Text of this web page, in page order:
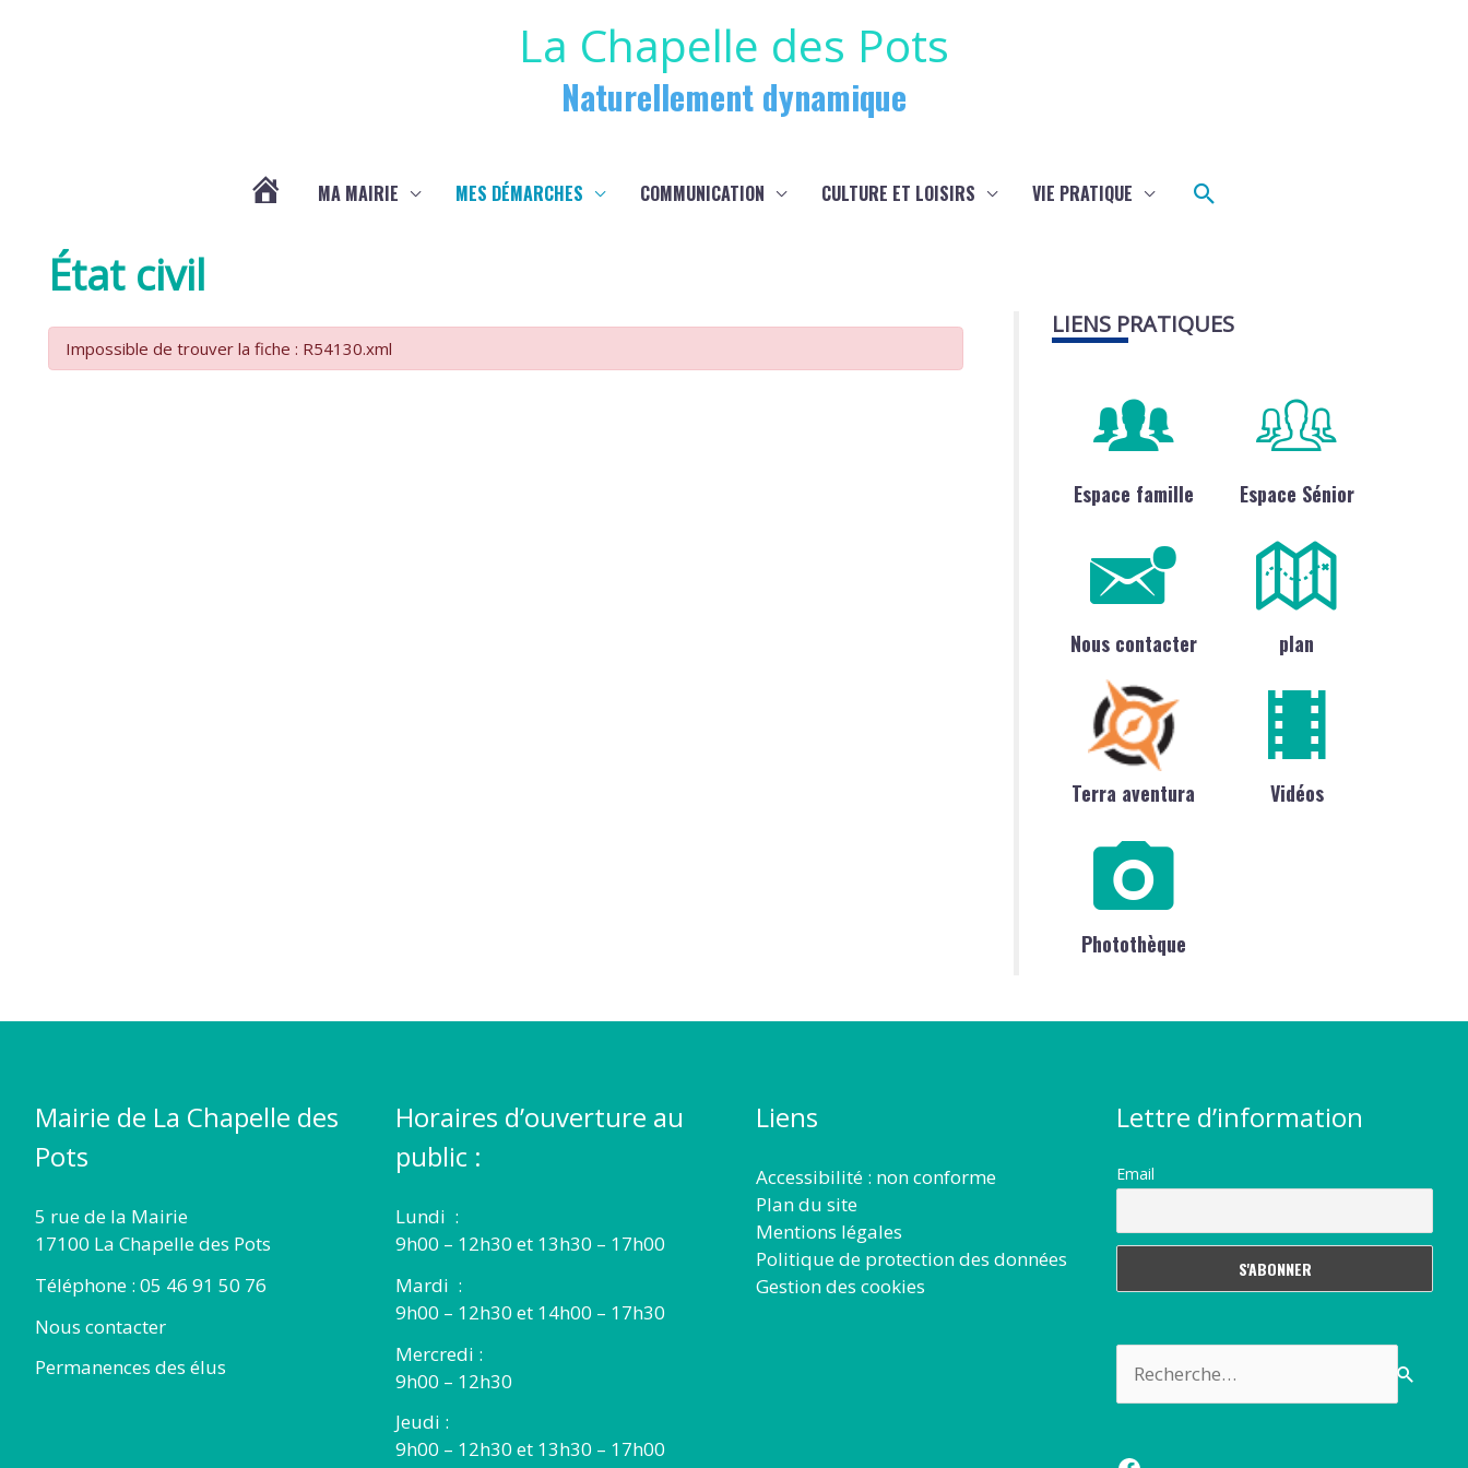
La Chapelle des Pots
Naturellement dynamique
LA
MA MAIRIE MES DÉMARCHES COMMUNICATION CULTURE ET LOISIRS VIE PRATIQUE Rechercher
État civil
Impossible de trouver la fiche : R54130.xml
LIENS PRATIQUES
Espace famille Espace Sénior
Nous contacter plan
Terra aventura Vidéos
Photothèque
Mairie de La Chapelle des
Pots
5 rue de la Mairie
17100 La Chapelle des Pots
Téléphone : 05 46 91 50 76
Nous contacter
Permanences des élus
Horaires d’ouverture au
public :
Lundi :
9h00 – 12h30 et 13h30 – 17h00
Mardi :
9h00 – 12h30 et 14h00 – 17h30
Mercredi :
9h00 – 12h30
Jeudi :
9h00 – 12h30 et 13h30 – 17h00
Liens
Accessibilité : non conforme
Plan du site
Mentions légales
Politique de protection des données
Gestion des cookies
Lettre d’information
Email